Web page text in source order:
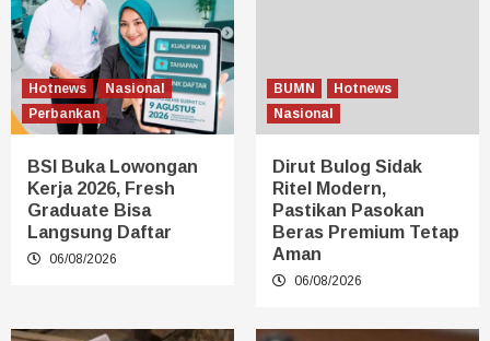
Hotnews
Nasional
Perbankan
BSI Buka Lowongan
Kerja 2026, Fresh
Graduate Bisa
Langsung Daftar
06/08/2026
BUMN
Hotnews
Nasional
Dirut Bulog Sidak
Ritel Modern,
Pastikan Pasokan
Beras Premium Tetap
Aman
06/08/2026